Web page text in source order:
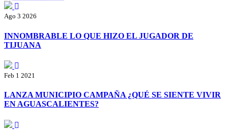
Noticias
Ago 3 2026
INNOMBRABLE LO QUE HIZO EL JUGADOR DE
TIJUANA
Feb 1 2021
LANZA MUNICIPIO CAMPAÑA ¿QUÉ SE SIENTE VIVIR
EN AGUASCALIENTES?